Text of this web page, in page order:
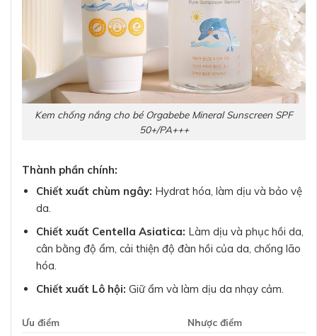
Kem chống nắng cho bé Orgabebe Mineral Sunscreen SPF
50+/PA+++
Thành phần chính:
Chiết xuất chùm ngây: Hydrat hóa, làm dịu và bảo vệ
da.
Chiết xuất Centella Asiatica: Làm dịu và phục hồi da,
cân bằng độ ẩm, cải thiện độ đàn hồi của da, chống lão
hóa.
Chiết xuất Lô hội: Giữ ẩm và làm dịu da nhạy cảm.
Ưu điểm
Nhược điểm